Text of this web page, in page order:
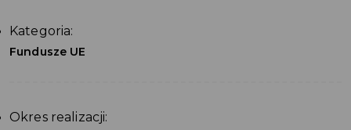
Kategoria:
Fundusze UE
Okres realizacji: